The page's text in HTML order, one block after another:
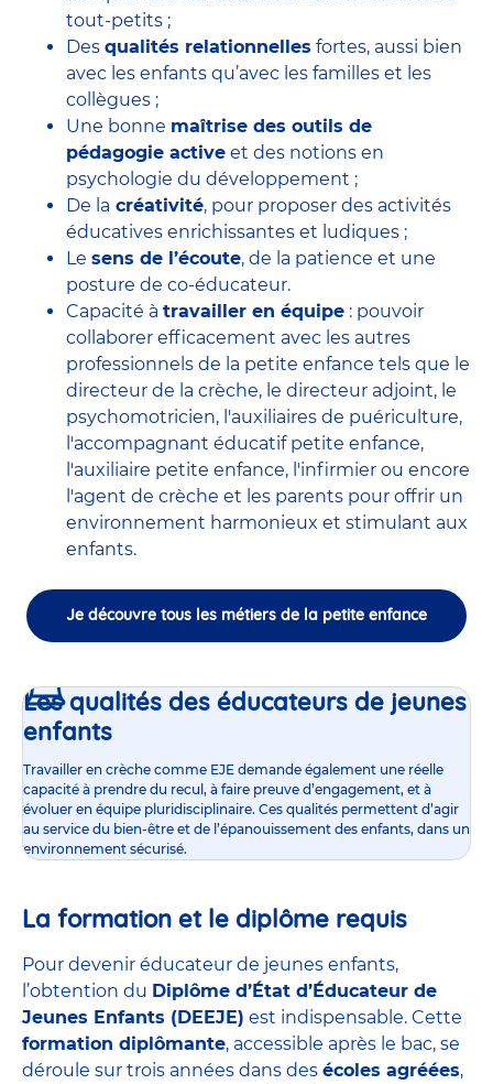
tout-petits ;
Des qualités relationnelles fortes, aussi bien
avec les enfants qu’avec les familles et les
collègues ;
Une bonne maîtrise des outils de
pédagogie active et des notions en
psychologie du développement ;
De la créativité, pour proposer des activités
éducatives enrichissantes et ludiques ;
Le sens de l’écoute, de la patience et une
posture de co-éducateur.
Capacité à travailler en équipe : pouvoir
collaborer efficacement avec les autres
professionnels de la petite enfance tels que le
directeur de la crèche, le directeur adjoint, le
psychomotricien, l'auxiliaires de puériculture,
l'accompagnant éducatif petite enfance,
l'auxiliaire petite enfance, l'infirmier ou encore
l'agent de crèche et les parents pour offrir un
environnement harmonieux et stimulant aux
enfants.
Je découvre tous les métiers de la petite enfance
Les qualités des éducateurs de jeunes
enfants
Travailler en crèche comme EJE demande également une réelle
capacité à prendre du recul, à faire preuve d’engagement, et à
évoluer en équipe pluridisciplinaire. Ces qualités permettent d’agir
au service du bien-être et de l’épanouissement des enfants, dans un
environnement sécurisé.
La formation et le diplôme requis
Pour devenir éducateur de jeunes enfants,
l’obtention du Diplôme d’État d’Éducateur de
Jeunes Enfants (DEEJE) est indispensable. Cette
formation diplômante, accessible après le bac, se
déroule sur trois années dans des écoles agréées,